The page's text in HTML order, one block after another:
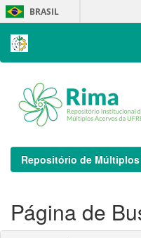
Skip
navigation
BRASIL
Repositório de Múltiplos
Página de